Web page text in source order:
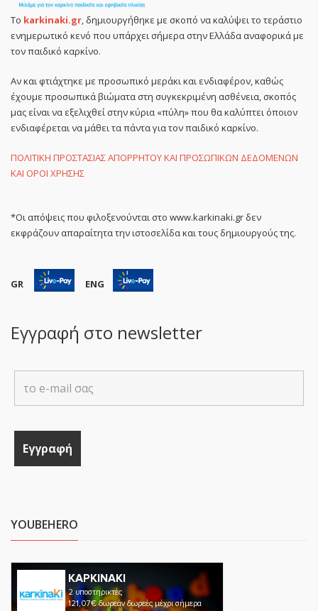
Το karkinaki.gr, δημιουργήθηκε με σκοπό να καλύψει το τεράστιο
ενημερωτικό κενό που υπάρχει σήμερα στην Ελλάδα αναφορικά με
τον παιδικό καρκίνο.
Αν και φτιάχτηκε με προσωπικό μεράκι και ενδιαφέρον, καθώς
έχουμε προσωπικά βιώματα στη συγκεκριμένη ασθένεια, σκοπός
μας είναι να εξελιχθεί στην κύρια «πύλη» που θα καλύπτει όποιον
ενδιαφέρεται να μάθει τα πάντα για τον παιδικό καρκίνο.
ΠΟΛΙΤΙΚΗ ΠΡΟΣΤΑΣΙΑΣ ΑΠΟΡΡΗΤΟΥ ΚΑΙ ΠΡΟΣΩΠΙΚΩΝ ΔΕΔΟΜΕΝΩΝ
ΚΑΙ ΟΡΟΙ ΧΡΗΣΗΣ
*Οι απόψεις που φιλοξενούνται στο www.karkinaki.gr δεν
εκφράζουν απαραίτητα την ιστοσελίδα και τους δημιουργούς της.
GR ENG
Εγγραφή στο newsletter
YOUBEHERO